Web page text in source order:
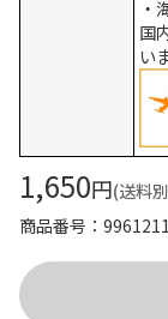
・
国
い
1,650円(送料
商品番号